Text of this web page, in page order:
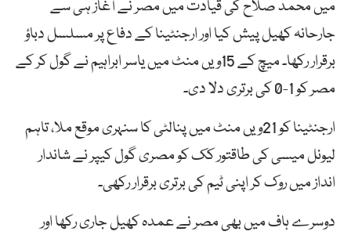
میں محمد صلاح کی قیادت میں مصر نے آغاز ہی سے
جارحانہ کھیل پیش کیا اور ارجنٹینا کے دفاع پر مسلسل دباؤ
برقرار رکھا۔ میچ کے 15ویں منٹ میں یاسر ابراہیم نے گول کر کے
مصر کو 1-0 کی برتری دلا دی۔
ارجنٹینا کو 21ویں منٹ میں پنالٹی کا سنہری موقع ملا، تاہم
لیونل میسی کی طاقتور کک کو مصری گول کیپر نے شاندار
انداز میں روک کر اپنی ٹیم کی برتری برقرار رکھی۔
دوسرے ہاف میں بھی مصر نے عمدہ کھیل جاری رکھا اور